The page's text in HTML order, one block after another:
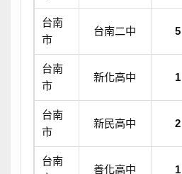
台南
市
台南二中 5
台南
市
新化高中 1
台南
市
新民高中 2
台南
善化高中 1